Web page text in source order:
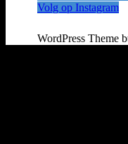
Volg op Instagram
WordPress Theme